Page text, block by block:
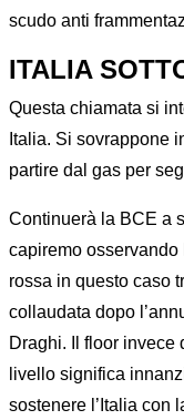
scudo anti
ITALIA
Questa chiamata si
Italia. Si sovrappone
partire dal gas per
Continuerà la BCE a
capiremo
rossa in questo caso
collaudata dopo
Draghi. Il floor invece
livello significa
sostenere l’Italia con